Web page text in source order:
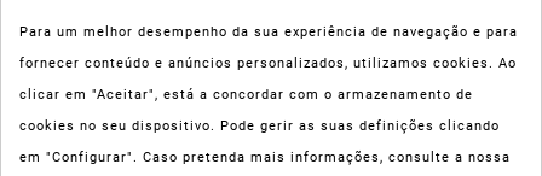
147: 11 : 38 : 29
Para um melhor desempenho da sua experiência de navegação e para
fornecer conteúdo e anúncios personalizados, utilizamos cookies. Ao
clicar em "Aceitar", está a concordar com o armazenamento de
cookies no seu dispositivo. Pode gerir as suas definições clicando
em "Configurar". Caso pretenda mais informações, consulte a nossa